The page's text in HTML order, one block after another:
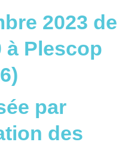
2023 de
à Plescop
par
des